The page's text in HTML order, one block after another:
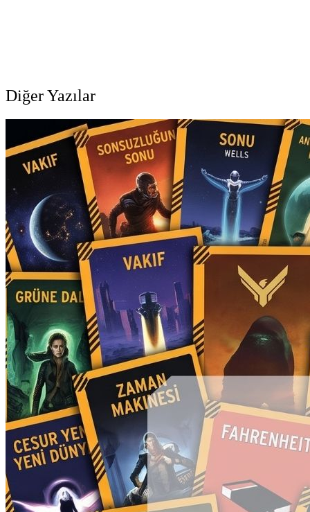
Diğer Yazılar